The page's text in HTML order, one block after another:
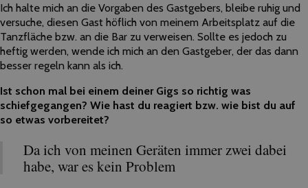
Ich halte mich an die Vorgaben des Gastgebers, bleibe ruhig und
versuche, diesen Gast höflich von meinem Arbeitsplatz auf die
Tanzfläche bzw. an die Bar zu verweisen. Sollte es jedoch zu
heftig werden, wende ich mich an den Gastgeber, der das dann
besser regeln kann als ich.
Ist schon mal bei einem deiner Gigs so richtig was
schiefgegangen? Wie hast du reagiert bzw. wie bist du auf
so etwas vorbereitet?
Da ich von meinen Geräten immer zwei dabei
habe, war es kein Problem